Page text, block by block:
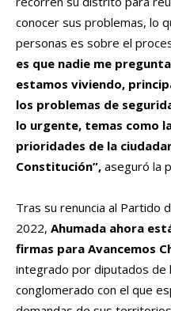
conocer sus problemas, lo
personas es sobre el
es que nadie me
estamos viviendo,
los problemas de
lo urgente, temas como
prioridades de la
Constitución”, aseguró la
Tras su renuncia al Partido
2022, Ahumada ahora
firmas para Avancemos
integrado por diputados de
conglomerado con el que